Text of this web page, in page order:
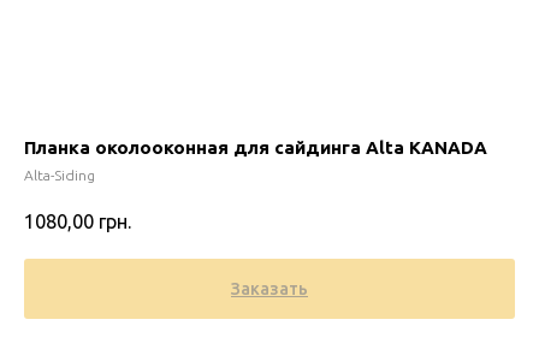
Планка околооконная для сайдинга Alta KANADA
Alta-Siding
1080,00 грн.
Заказать